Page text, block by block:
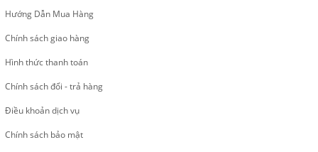
Hướng Dẫn Mua Hàng
Chính sách giao hàng
Hình thức thanh toán
Chính sách đổi - trả hàng
Điều khoản dịch vụ
Chính sách bảo mật